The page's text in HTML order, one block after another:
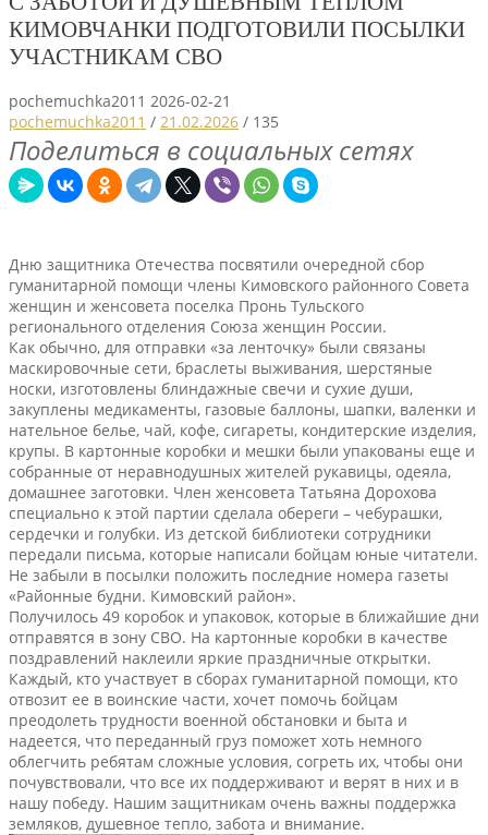
КИМОВЧАНКИ ПОДГОТОВИЛИ ПОСЫЛКИ
УЧАСТНИКАМ СВО
pochemuchka2011 2026-02-21
pochemuchka2011 / 21.02.2026 / 135
Поделиться в социальных сетях
Дню защитника Отечества посвятили очередной сбор
гуманитарной помощи члены Кимовского районного Совета
женщин и женсовета поселка Пронь Тульского
регионального отделения Союза женщин России.
Как обычно, для отправки «за ленточку» были связаны
маскировочные сети, браслеты выживания, шерстяные
носки, изготовлены блиндажные свечи и сухие души,
закуплены медикаменты, газовые баллоны, шапки, валенки и
нательное белье, чай, кофе, сигареты, кондитерские изделия,
крупы. В картонные коробки и мешки были упакованы еще и
собранные от неравнодушных жителей рукавицы, одеяла,
домашнее заготовки. Член женсовета Татьяна Дорохова
специально к этой партии сделала обереги – чебурашки,
сердечки и голубки. Из детской библиотеки сотрудники
передали письма, которые написали бойцам юные читатели.
Не забыли в посылки положить последние номера газеты
«Районные будни. Кимовский район».
Получилось 49 коробок и упаковок, которые в ближайшие дни
отправятся в зону СВО. На картонные коробки в качестве
поздравлений наклеили яркие праздничные открытки.
Каждый, кто участвует в сборах гуманитарной помощи, кто
отвозит ее в воинские части, хочет помочь бойцам
преодолеть трудности военной обстановки и быта и
надеется, что переданный груз поможет хоть немного
облегчить ребятам сложные условия, согреть их, чтобы они
почувствовали, что все их поддерживают и верят в них и в
нашу победу. Нашим защитникам очень важны поддержка
земляков, душевное тепло, забота и внимание.